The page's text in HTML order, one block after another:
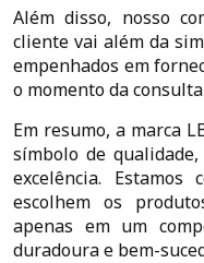
Além disso, nosso
cliente vai além da
empenhados em
o momento da
Em resumo, a marca
símbolo de
excelência.
escolhem os
apenas em um
duradoura e bem-